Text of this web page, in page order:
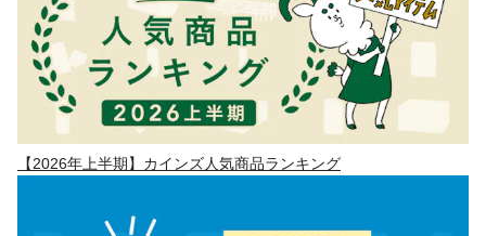
【2026年上半期】カインズ人気商品ランキング